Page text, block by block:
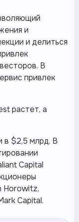
и
и делиться
В
привлек
растет, а
в $2,5 млрд. В
Capital
Horowitz,
Capital.